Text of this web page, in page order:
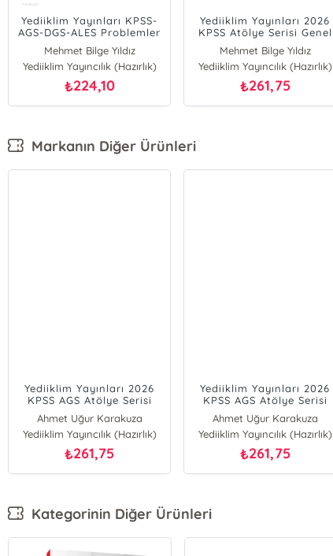
Yediiklim Yayınları KPSS-
AGS-DGS-ALES Problemler
Tamamı Video Çözümlü
Deneme Kampı
Mehmet Bilge Yıldız
Yediiklim Yayıncılık (Hazırlık)
₺224,10
Yediiklim Yayınları 2026
KPSS Atölye Serisi Genel
Yetenek Matematik
Tamamı Video Çözümlü
Soru Bankası
Mehmet Bilge Yıldız
Yediiklim Yayıncılık (Hazırlık)
₺261,75
Markanın Diğer Ürünleri
Yediiklim Yayınları 2026
KPSS AGS Atölye Serisi
Genel Kültür Tarih Video
Ders Notları
Ahmet Uğur Karakuza
Yediiklim Yayıncılık (Hazırlık)
₺261,75
Yediiklim Yayınları 2026
KPSS AGS Atölye Serisi
Genel Kültür Tarih
Tamamı Video Çözümlü
Soru Bankası
Ahmet Uğur Karakuza
Yediiklim Yayıncılık (Hazırlık)
₺261,75
Kategorinin Diğer Ürünleri